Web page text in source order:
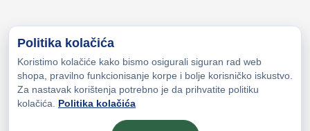
Copyright © 2026 Zeni-Lijek Apoteka. Sva prava zadržana
Politika kolačića
Koristimo kolačiće kako bismo osigurali siguran rad web
shopa, pravilno funkcionisanje korpe i bolje korisničko iskustvo.
Za nastavak korištenja potrebno je da prihvatite politiku
kolačića. Politika kolačića